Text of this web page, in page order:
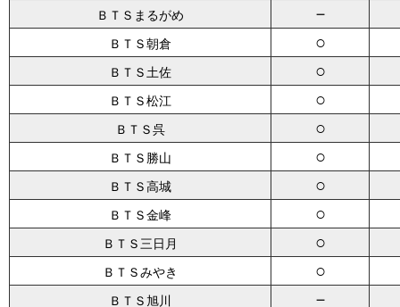
ＢＴＳまるがめ －
ＢＴＳ朝倉 ○
ＢＴＳ土佐 ○
ＢＴＳ松江 ○
ＢＴＳ呉 ○
ＢＴＳ勝山 ○
ＢＴＳ高城 ○
ＢＴＳ金峰 ○
ＢＴＳ三日月 ○
ＢＴＳみやき ○
ＢＴＳ旭川 －